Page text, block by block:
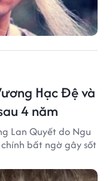
Hạc Đệ và
4 năm
Lan Quyết do Ngu
bất ngờ gây sốt